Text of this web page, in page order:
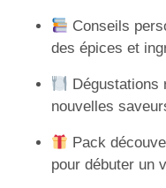
Conseils
des épices et
Dégustations
nouvelles
Pack
pour débuter un